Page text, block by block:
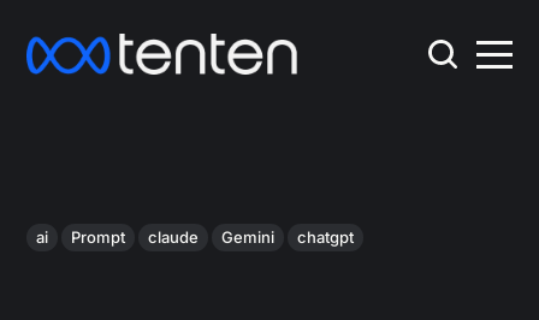
ai Prompt claude Gemini chatgpt